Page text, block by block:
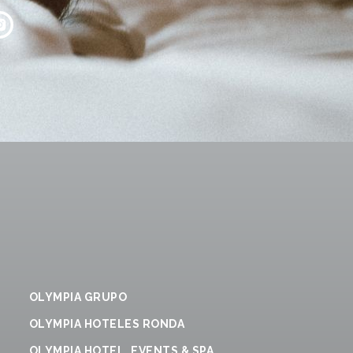
OLYMPIA GRUPO
OLYMPIA HOTELES RONDA